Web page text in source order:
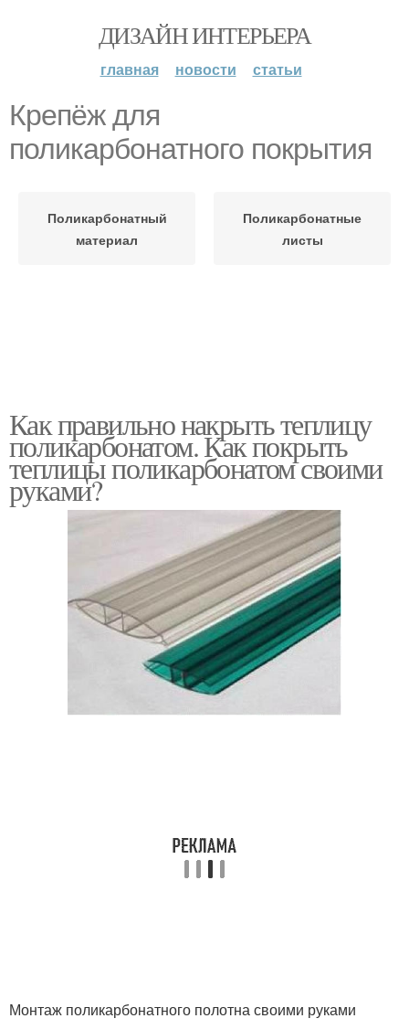
ДИЗАЙН ИНТЕРЬЕРА
главная новости статьи
Крепёж для
поликарбонатного покрытия
Поликарбонатный
материал
Поликарбонатные
листы
Как правильно накрыть теплицу
поликарбонатом. Как покрыть
теплицы поликарбонатом своими
руками?
Монтаж поликарбонатного полотна своими руками